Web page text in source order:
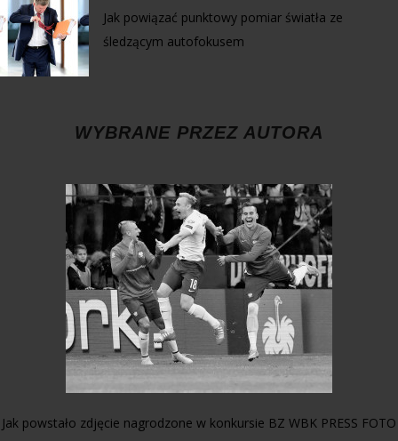
Jak powiązać punktowy pomiar światła ze
śledzącym autofokusem
WYBRANE PRZEZ AUTORA
Jak powstało zdjęcie nagrodzone w konkursie BZ WBK PRESS FOTO